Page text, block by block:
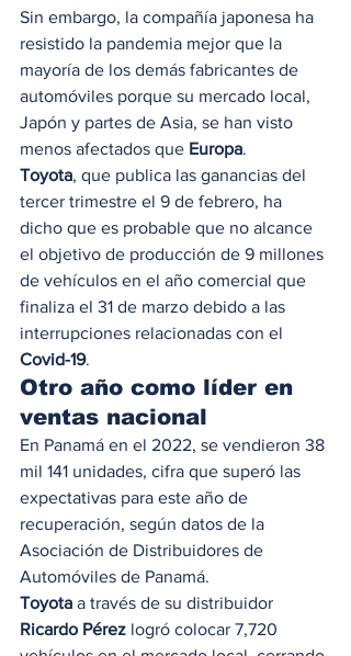
Sin embargo, la compañía japonesa ha
resistido la pandemia mejor que la
mayoría de los demás fabricantes de
automóviles porque su mercado local,
Japón y partes de Asia, se han visto
menos afectados que Europa.
Toyota, que publica las ganancias del
tercer trimestre el 9 de febrero, ha
dicho que es probable que no alcance
el objetivo de producción de 9 millones
de vehículos en el año comercial que
finaliza el 31 de marzo debido a las
interrupciones relacionadas con el
Covid-19.
Otro año como líder en
ventas nacional
En Panamá en el 2022, se vendieron 38
mil 141 unidades, cifra que superó las
expectativas para este año de
recuperación, según datos de la
Asociación de Distribuidores de
Automóviles de Panamá.
Toyota a través de su distribuidor
Ricardo Pérez logró colocar 7,720